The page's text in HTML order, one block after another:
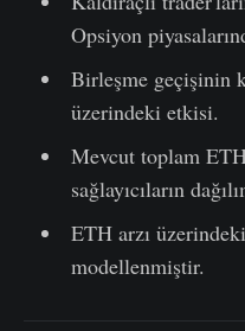
Opsiyon
Birleşme geçişinin
üzerindeki etkisi.
Mevcut toplam
sağlayıcıların
ETH arzı
modellenmiştir.